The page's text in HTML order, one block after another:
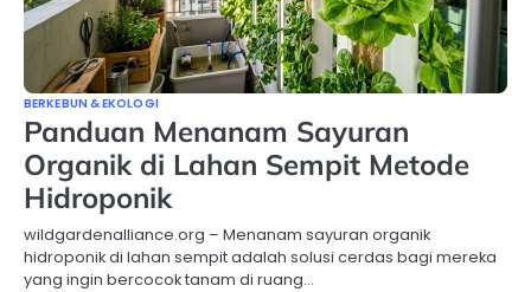
BERKEBUN & EKOLOGI
Panduan Menanam Sayuran
Organik di Lahan Sempit Metode
Hidroponik
wildgardenalliance.org – Menanam sayuran organik
hidroponik di lahan sempit adalah solusi cerdas bagi mereka
yang ingin bercocok tanam di ruang…